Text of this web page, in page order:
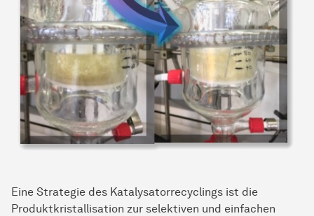
Eine Strategie des Katalysatorrecyclings ist die
Produktkristallisation zur selektiven und einfachen